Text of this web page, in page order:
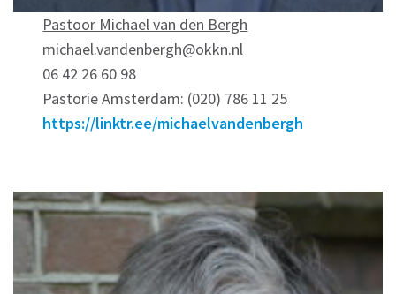
Pastoor Michael van den Bergh
michael.vandenbergh@okkn.nl
06 42 26 60 98
Pastorie Amsterdam: (020) 786 11 25
https://linktr.ee/michaelvandenbergh